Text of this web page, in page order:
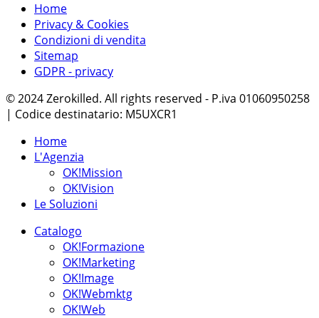
Home
Privacy & Cookies
Condizioni di vendita
Sitemap
GDPR - privacy
© 2024 Zerokilled. All rights reserved - P.iva 01060950258
| Codice destinatario: M5UXCR1
Home
L'Agenzia
OK!Mission
OK!Vision
Le Soluzioni
Catalogo
OK!Formazione
OK!Marketing
OK!Image
OK!Webmktg
OK!Web